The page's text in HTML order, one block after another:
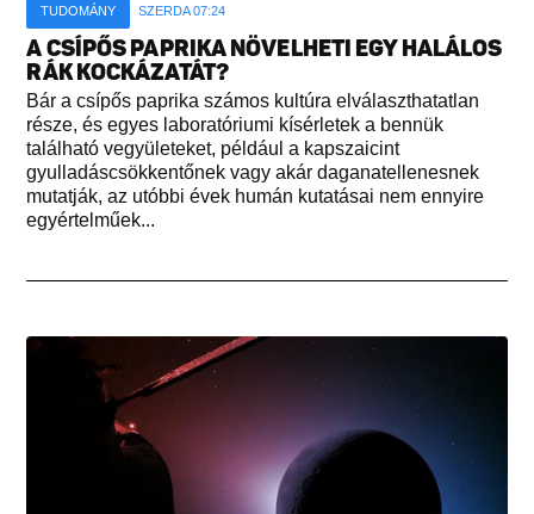
TUDOMÁNY SZERDA 07:24
A CSÍPŐS PAPRIKA NÖVELHETI EGY HALÁLOS
RÁK KOCKÁZATÁT?
Bár a csípős paprika számos kultúra elválaszthatatlan
része, és egyes laboratóriumi kísérletek a bennük
található vegyületeket, például a kapszaicint
gyulladáscsökkentőnek vagy akár daganatellenesnek
mutatják, az utóbbi évek humán kutatásai nem ennyire
egyértelműek...